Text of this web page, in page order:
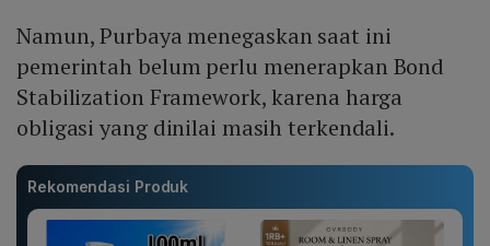
Namun, Purbaya menegaskan saat ini
pemerintah belum perlu menerapkan Bond
Stabilization Framework, karena harga
obligasi yang dinilai masih terkendali.
Rekomendasi Produk